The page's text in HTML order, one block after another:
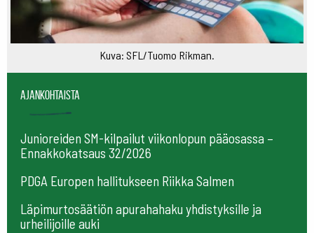
Kuva: SFL/Tuomo Rikman.
Ajankohtaista
Junioreiden SM-kilpailut viikonlopun pääosassa –
Ennakkokatsaus 32/2026
PDGA Europen hallitukseen Riikka Salmen
Läpimurtosäätiön apurahahaku yhdistyksille ja
urheilijoille auki